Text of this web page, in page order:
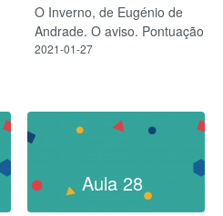
O Inverno, de Eugénio de
Andrade. O aviso. Pontuação
2021-01-27
Aula 28